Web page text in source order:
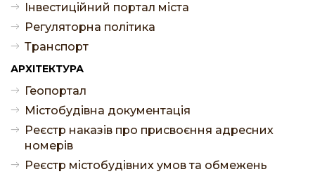
Інвестиційний портал міста
Регуляторна політика
Транспорт
АРХІТЕКТУРА
Геопортал
Містобудівна документація
Реєстр наказів про присвоєння адресних
номерів
Реєстр містобудівних умов та обмежень